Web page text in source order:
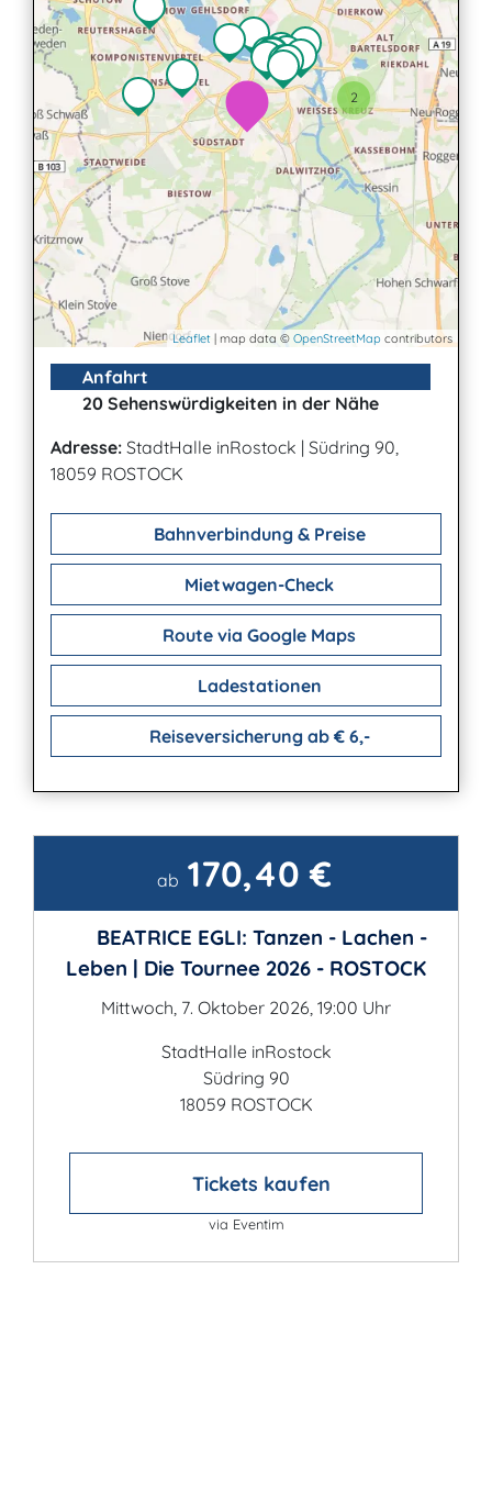
2
Leaflet | map data © OpenStreetMap contributors
Anfahrt
20 Sehenswürdigkeiten in der Nähe
Adresse: StadtHalle inRostock | Südring 90,
18059 ROSTOCK
Bahnverbindung & Preise
Mietwagen-Check
Route via Google Maps
Ladestationen
Reiseversicherung ab € 6,-
Kontaktab 170,40 €
BEATRICE EGLI: Tanzen - Lachen -
Leben | Die Tournee 2026 - ROSTOCK
Mittwoch, 7. Oktober 2026, 19:00 Uhr
StadtHalle inRostock
Südring 90
18059 ROSTOCK
Tickets kaufen
via Eventim